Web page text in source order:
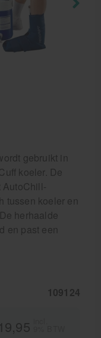
gebruikt in
koeler. De
AutoChill-
tussen koeler en
herhaalde
en past een
109124